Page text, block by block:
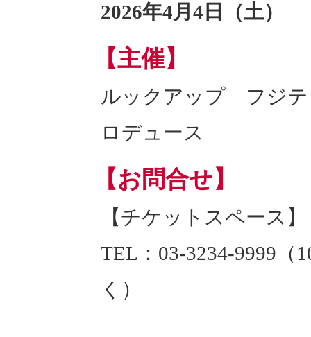
2026年4月4日（土）
【主催】
ルックアップ フジ
ロデュース
【お問合せ】
【チケットスペース】
TEL：03-3234-9999（
く）